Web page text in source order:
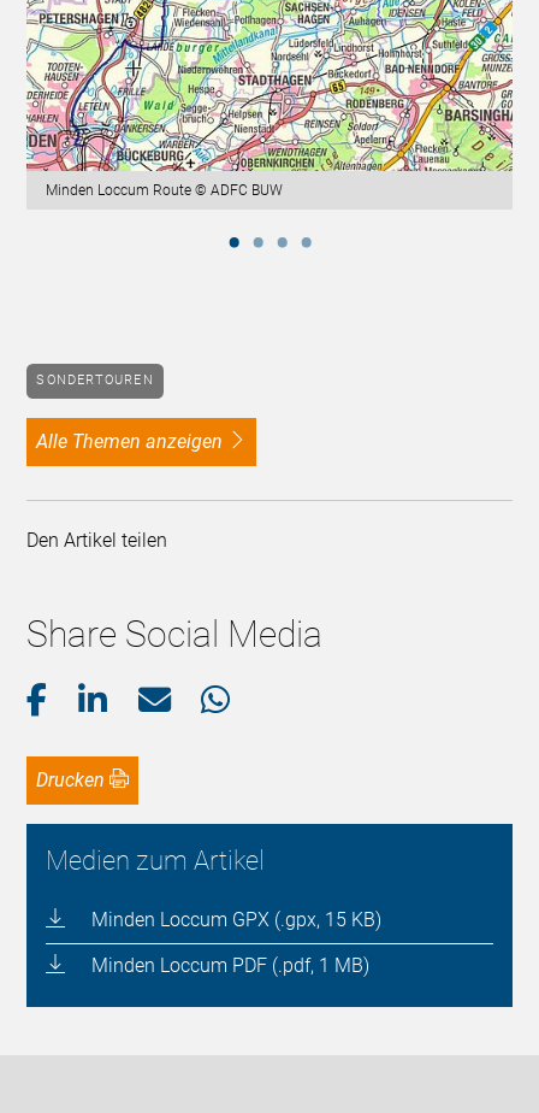
Minden Loccum Route © ADFC BUW
SONDERTOUREN
alle Themen anzeigen
Den Artikel teilen
Share Social Media
Drucken
Medien zum Artikel
Minden Loccum GPX (.gpx, 15 KB)
Minden Loccum PDF (.pdf, 1 MB)